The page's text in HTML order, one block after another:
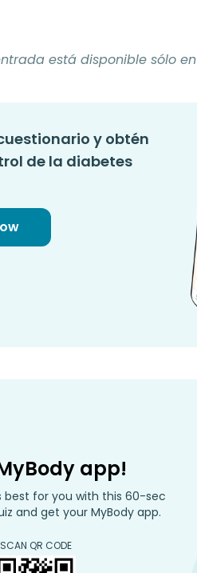
está disponible sólo en
y obtén
de la diabetes
app!
best for you with this 60-sec
and get your MyBody app.
SCAN QR CODE